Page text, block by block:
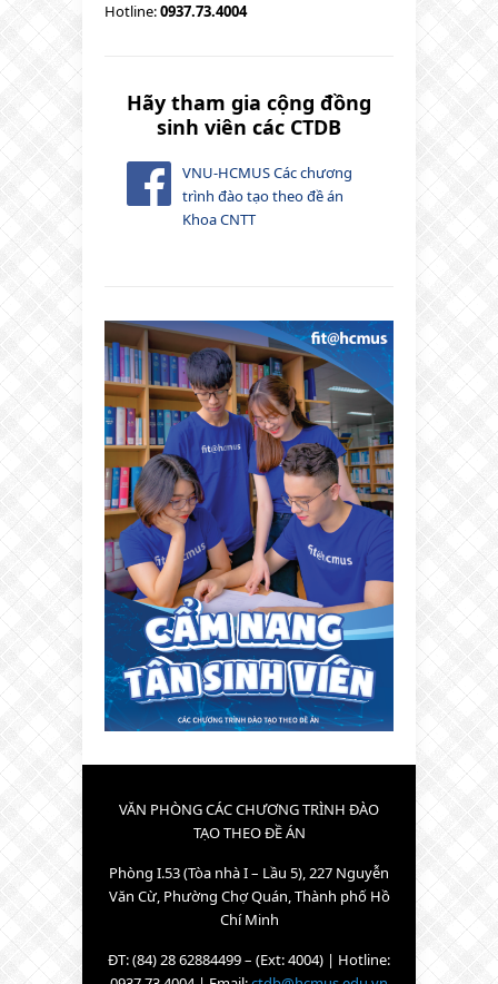
Hotline:0937.73.4004
Hãy tham gia cộng đồng
sinh viên các CTDB
VNU-HCMUS Các chương
trình đào tạo theo đề án
Khoa CNTT
VĂN PHÒNG CÁC CHƯƠNG TRÌNH ĐÀO
TẠO THEO ĐỀ ÁN
Phòng I.53 (Tòa nhà I – Lầu 5), 227 Nguyễn
Văn Cừ, Phường Chợ Quán, Thành phố Hồ
Chí Minh
ĐT: (84) 28 62884499 – (Ext: 4004) | Hotline: